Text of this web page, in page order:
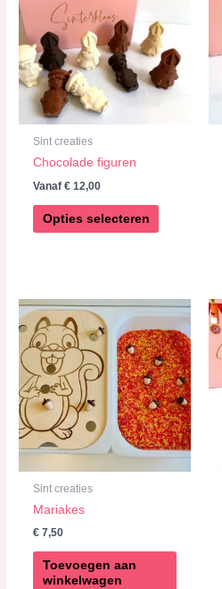
Sint creaties
Chocolade figuren
Vanaf€ 12,00
Opties selecteren
meerdere
variaties.
Deze
optie
Sint creaties
Mariakes
€ 7,50
Toevoegen aan
winkelwagen